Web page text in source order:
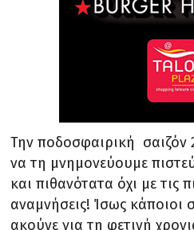
Την ποδοσφαιρική σαιζόν
να τη μνημονεύουμε
και πιθανότατα όχι με τις
αναμνήσεις! Ίσως κάποιοι
ακούνε για τη φετινή